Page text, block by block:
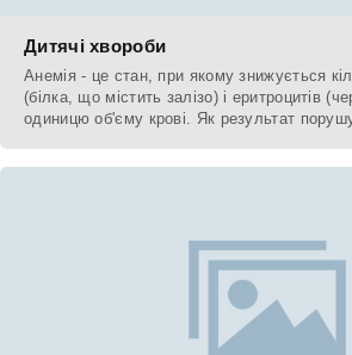
Дитячі хвороби
Анемія - це стан, при якому знижується
(білка, що містить залізо) і еритроцитів
одиницю об'єму крові. Як результат